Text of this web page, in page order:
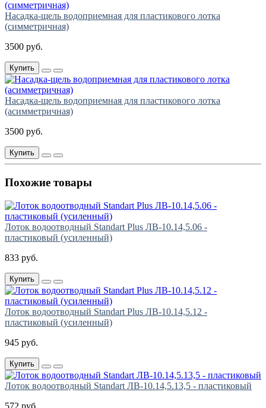
Насадка-щель водоприемная для пластикового лотка
(симметричная)
3500 руб.
Купить
Насадка-щель водоприемная для пластикового лотка
(асимметричная)
3500 руб.
Купить
Похожие товары
Лоток водоотводный Standart Plus ЛВ-10.14,5.06 -
пластиковый (усиленный)
833 руб.
Купить
Лоток водоотводный Standart Plus ЛВ-10.14,5.12 -
пластиковый (усиленный)
945 руб.
Купить
Лоток водоотводный Standart ЛВ-10.14,5.13,5 - пластиковый
572 руб.